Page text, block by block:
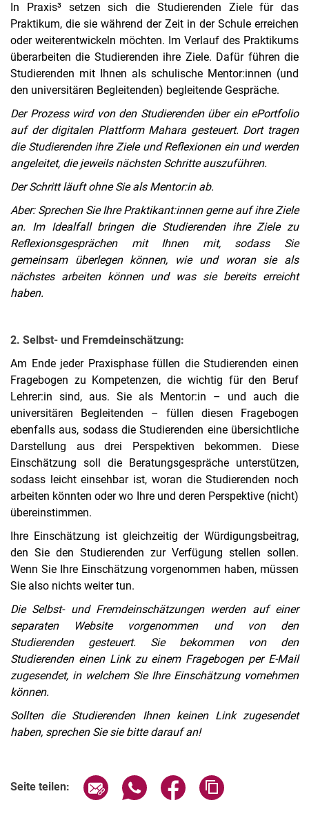
Schulpraktische Studien (alte MPO)
Praxissemester (alte MPO)
Schulpraktikum im Ausland
Projekt Praxis³
Praxis³ Kurzvorstellung
Was passiert in Praxis³?
Wie läuft Praxis³ ab?
FAQ und Hilfe
In Praxis³ setzen sich die Studierenden Ziele für das
Praktikum, die sie während der Zeit in der Schule erreichen
oder weiterentwickeln möchten. Im Verlauf des Praktikums
überarbeiten die Studierenden ihre Ziele. Dafür führen die
Studierenden mit Ihnen als schulische Mentor:innen (und
den universitären Begleitenden) begleitende Gespräche.
Der Prozess wird von den Studierenden über ein ePortfolio
auf der digitalen Plattform Mahara gesteuert. Dort tragen
die Studierenden ihre Ziele und Reflexionen ein und werden
angeleitet, die jeweils nächsten Schritte auszuführen.
Der Schritt läuft ohne Sie als Mentor:in ab.
Aber: Sprechen Sie Ihre Praktikant:innen gerne auf ihre Ziele
an. Im Idealfall bringen die Studierenden ihre Ziele zu
Reflexionsgesprächen mit Ihnen mit, sodass Sie
gemeinsam überlegen können, wie und woran sie als
nächstes arbeiten können und was sie bereits erreicht
haben.
2. Selbst- und Fremdeinschätzung:
Am Ende jeder Praxisphase füllen die Studierenden einen
Fragebogen zu Kompetenzen, die wichtig für den Beruf
Lehrer:in sind, aus. Sie als Mentor:in – und auch die
universitären Begleitenden – füllen diesen Fragebogen
ebenfalls aus, sodass die Studierenden eine übersichtliche
Darstellung aus drei Perspektiven bekommen. Diese
Einschätzung soll die Beratungsgespräche unterstützen,
sodass leicht einsehbar ist, woran die Studierenden noch
arbeiten könnten oder wo Ihre und deren Perspektive (nicht)
übereinstimmen.
Ihre Einschätzung ist gleichzeitig der Würdigungsbeitrag,
den Sie den Studierenden zur Verfügung stellen sollen.
Wenn Sie Ihre Einschätzung vorgenommen haben, müssen
Sie also nichts weiter tun.
Die Selbst- und Fremdeinschätzungen werden auf einer
separaten Website vorgenommen und von den
Studierenden gesteuert. Sie bekommen von den
Studierenden einen Link zu einem Fragebogen per E-Mail
zugesendet, in welchem Sie Ihre Einschätzung vornehmen
können.
Sollten die Studierenden Ihnen keinen Link zugesendet
haben, sprechen Sie sie bitte darauf an!
Seite teilen: Seite über E-Mail teilen
Seite über WhatsApp teilen
Seite über Facebook